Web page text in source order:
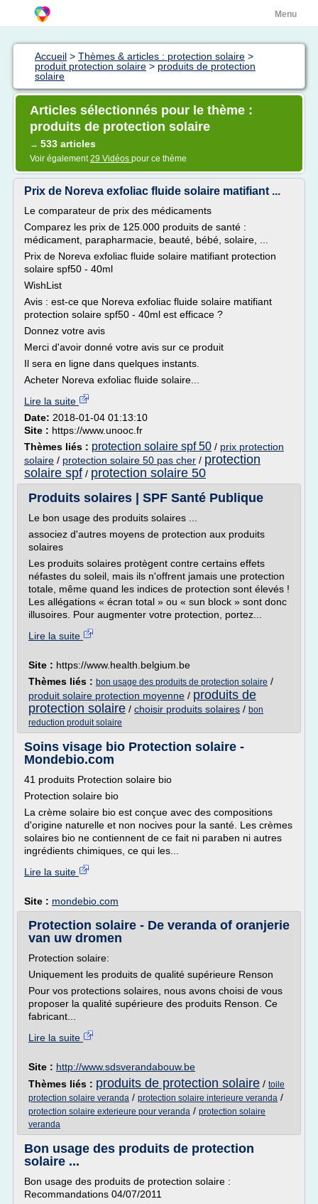
Menu
Accueil > Thèmes & articles : protection solaire >
produit protection solaire > produits de protection
solaire
Articles sélectionnés pour le thème :
produits de protection solaire
→ 533 articles
Voir également29 Vidéos pour ce thème
Prix de Noreva exfoliac fluide solaire matifiant ...
Le comparateur de prix des médicaments
Comparez les prix de 125.000 produits de santé :
médicament, parapharmacie, beauté, bébé, solaire, ...
Prix de Noreva exfoliac fluide solaire matifiant protection
solaire spf50 - 40ml
WishList
Avis : est-ce que Noreva exfoliac fluide solaire matifiant
protection solaire spf50 - 40ml est efficace ?
Donnez votre avis
Merci d'avoir donné votre avis sur ce produit
Il sera en ligne dans quelques instants.
Acheter Noreva exfoliac fluide solaire...
Lire la suite
Date: 2018-01-04 01:13:10
Site : https://www.unooc.fr
Thèmes liés : protection solaire spf 50 / prix protection
solaire / protection solaire 50 pas cher / protection
solaire spf / protection solaire 50
Produits solaires | SPF Santé Publique
Le bon usage des produits solaires ...
associez d'autres moyens de protection aux produits
solaires
Les produits solaires protègent contre certains effets
néfastes du soleil, mais ils n'offrent jamais une protection
totale, même quand les indices de protection sont élevés !
Les allégations « écran total » ou « sun block » sont donc
illusoires. Pour augmenter votre protection, portez...
Lire la suite
Site : https://www.health.belgium.be
Thèmes liés : bon usage des produits de protection solaire /
produit solaire protection moyenne / produits de
protection solaire / choisir produits solaires / bon
reduction produit solaire
Soins visage bio Protection solaire -
Mondebio.com
41 produits Protection solaire bio
Protection solaire bio
La crème solaire bio est conçue avec des compositions
d'origine naturelle et non nocives pour la santé. Les crèmes
solaires bio ne contiennent de ce fait ni paraben ni autres
ingrédients chimiques, ce qui les...
Lire la suite
Site : mondebio.com
Protection solaire - De veranda of oranjerie
van uw dromen
Protection solaire:
Uniquement les produits de qualité supérieure Renson
Pour vos protections solaires, nous avons choisi de vous
proposer la qualité supérieure des produits Renson. Ce
fabricant...
Lire la suite
Site : http://www.sdsverandabouw.be
Thèmes liés : produits de protection solaire / toile
protection solaire veranda / protection solaire interieure veranda /
protection solaire exterieure pour veranda / protection solaire
veranda
Bon usage des produits de protection
solaire ...
Bon usage des produits de protection solaire :
Recommandations 04/07/2011